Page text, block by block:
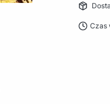
Czas